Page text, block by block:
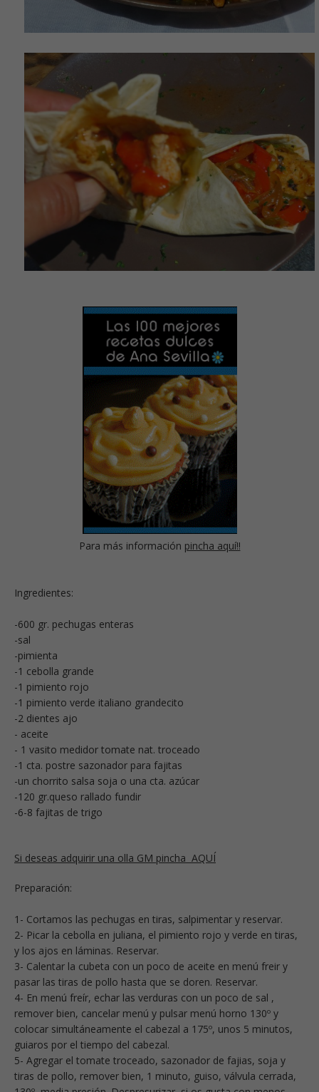
Para más información pincha aquí!!
Ingredientes:
-600 gr. pechugas enteras
-sal
-pimienta
-1 cebolla grande
-1 pimiento rojo
-1 pimiento verde italiano grandecito
-2 dientes ajo
- aceite
- 1 vasito medidor tomate nat. troceado
-1 cta. postre sazonador para fajitas
-un chorrito salsa soja o una cta. azúcar
-120 gr.queso rallado fundir
-6-8 fajitas de trigo
Si deseas adquirir una olla GM pincha AQUÍ
Preparación:
1- Cortamos las pechugas en tiras, salpimentar y reservar.
2- Picar la cebolla en juliana, el pimiento rojo y verde en tiras,
y los ajos en láminas. Reservar.
3- Calentar la cubeta con un poco de aceite en menú freir y
pasar las tiras de pollo hasta que se doren. Reservar.
4- En menú freír, echar las verduras con un poco de sal ,
remover bien, cancelar menú y pulsar menú horno 130º y
colocar simultáneamente el cabezal a 175º, unos 5 minutos,
guiaros por el tiempo del cabezal.
5- Agregar el tomate troceado, sazonador de fajias, soja y
tiras de pollo, remover bien, 1 minuto, guiso, válvula cerrada,